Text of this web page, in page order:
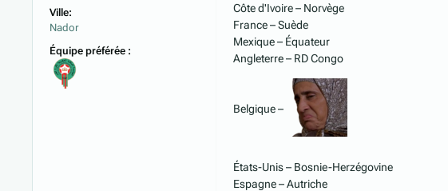
Ville:
Nador
Équipe préférée :
Côte d'Ivoire – Norvège
France – Suède
Mexique – Équateur
Angleterre – RD Congo
Belgique –
États-Unis – Bosnie-Herzégovine
Espagne – Autriche